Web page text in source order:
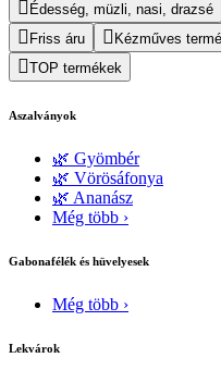
Édesség, müzli, nasi, drazsé
Friss áru
Kézműves
TOP termékek
Aszalványok
🌿 Gyömbér
🌿 Vörösáfonya
🌿 Ananász
Még több ›
Gabonafélék és hüvelyesek
Még több ›
Lekvárok